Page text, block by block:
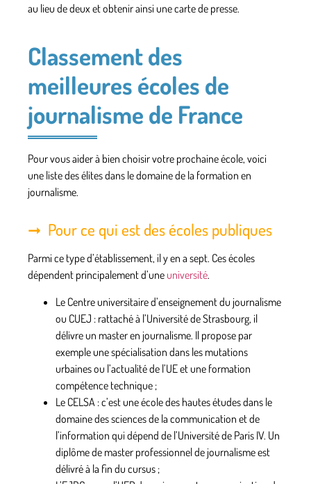
au lieu de deux et obtenir ainsi une carte de presse.
Classement des
meilleures écoles de
journalisme de France
Pour vous aider à bien choisir votre prochaine école, voici
une liste des élites dans le domaine de la formation en
journalisme.
Pour ce qui est des écoles publiques
Parmi ce type d’établissement, il y en a sept. Ces écoles
dépendent principalement d’une université.
Le Centre universitaire d’enseignement du journalisme
ou CUEJ : rattaché à l’Université de Strasbourg, il
délivre un master en journalisme. Il propose par
exemple une spécialisation dans les mutations
urbaines ou l’actualité de l’UE et une formation
compétence technique ;
Le CELSA : c’est une école des hautes études dans le
domaine des sciences de la communication et de
l’information qui dépend de l’Université de Paris IV. Un
diplôme de master professionnel de journalisme est
délivré à la fin du cursus ;